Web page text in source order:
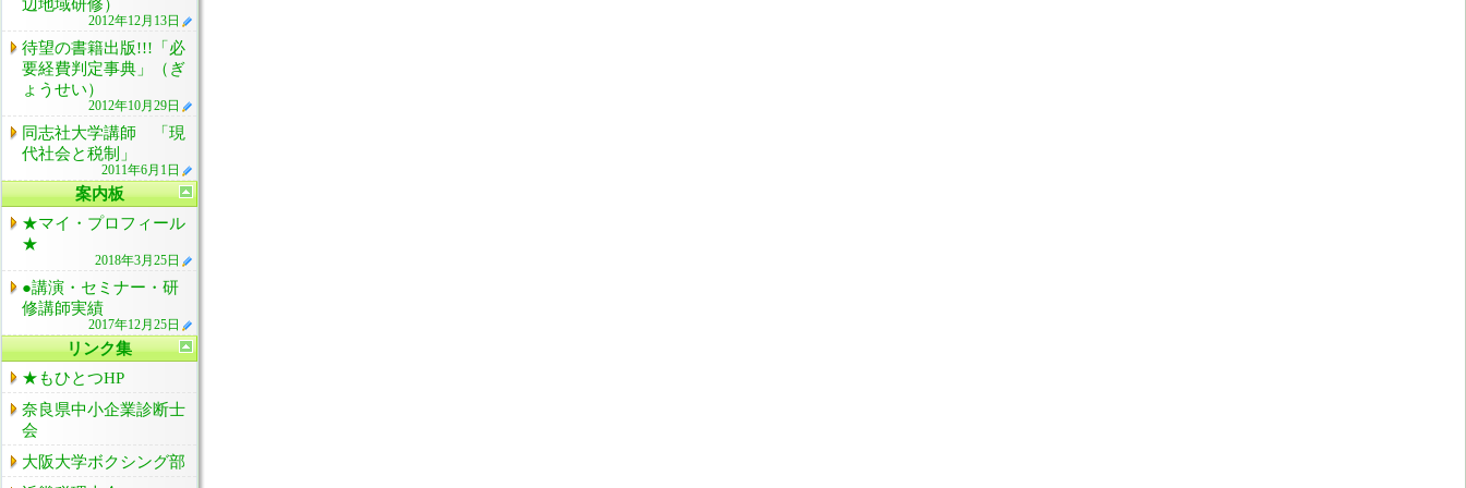
辺地域研修）
2012年12月13日
待望の書籍出版!!!「必
要経費判定事典」（ぎ
ょうせい）
2012年10月29日
同志社大学講師 「現
代社会と税制」
2011年6月1日
案内板
★マイ・プロフィール
★
2018年3月25日
●講演・セミナー・研
修講師実績
2017年12月25日
リンク集
★もひとつHP
奈良県中小企業診断士
会
大阪大学ボクシング部